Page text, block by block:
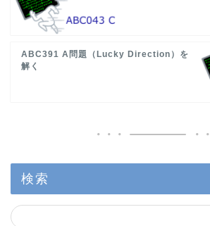
ABC391 A問題（Lucky Direction）を
解く
検索